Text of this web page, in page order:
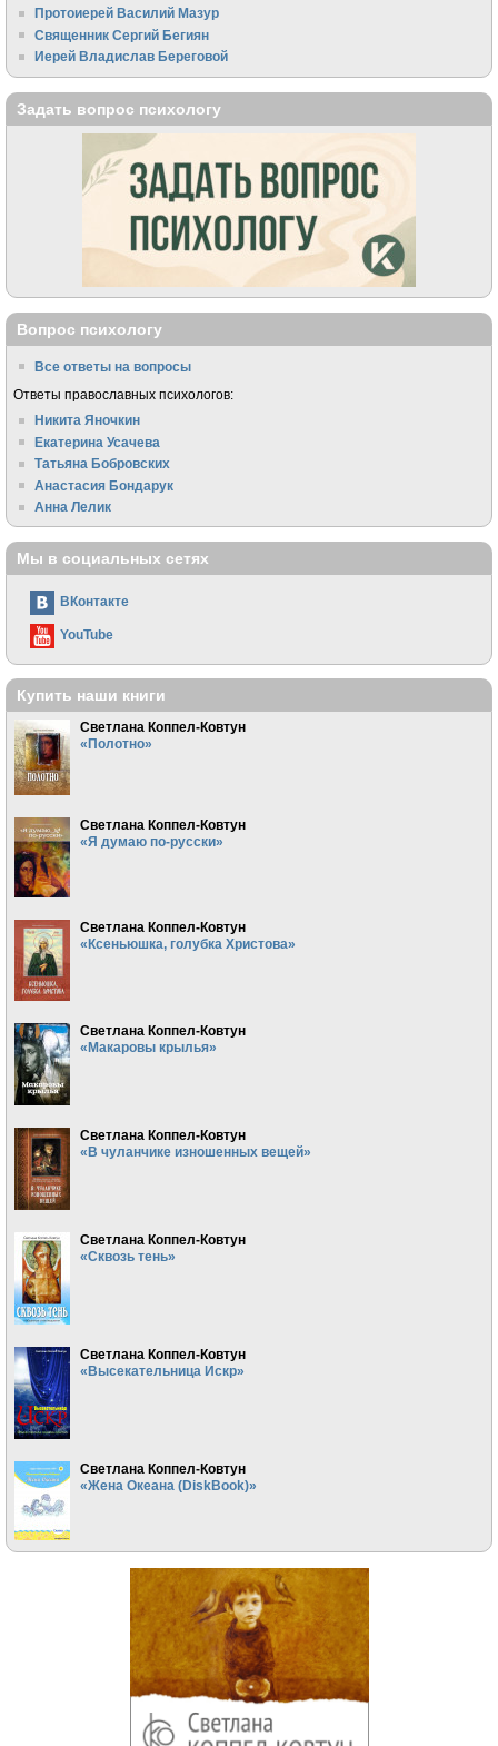
Протоиерей Василий Мазур
Священник Сергий Бегиян
Иерей Владислав Береговой
Задать вопрос психологу
Вопрос психологу
Все ответы на вопросы
Ответы православных психологов:
Никита Яночкин
Екатерина Усачева
Татьяна Бобровских
Анастасия Бондарук
Анна Лелик
Мы в социальных сетях
ВКонтакте
YouTube
Купить наши книги
Светлана Коппел-Ковтун
«Полотно»
Светлана Коппел-Ковтун
«Я думаю по-русски»
Светлана Коппел-Ковтун
«Ксеньюшка, голубка Христова»
Светлана Коппел-Ковтун
«Макаровы крылья»
Светлана Коппел-Ковтун
«В чуланчике изношенных вещей»
Светлана Коппел-Ковтун
«Сквозь тень»
Светлана Коппел-Ковтун
«Высекательница Искр»
Светлана Коппел-Ковтун
«Жена Океана (DiskBook)»